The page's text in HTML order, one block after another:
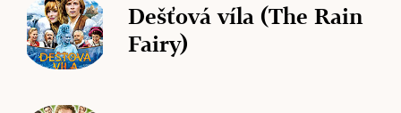
Dešťová víla (The Rain
Fairy)